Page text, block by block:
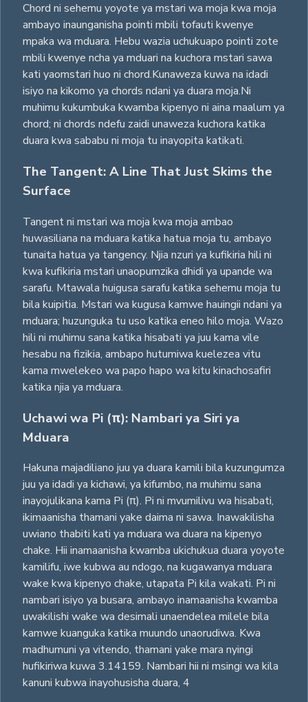
Chord ni sehemu yoyote ya mstari wa moja kwa moja
ambayo inaunganisha pointi mbili tofauti kwenye
mpaka wa mduara. Hebu wazia uchukuapo pointi zote
mbili kwenye ncha ya mduari na kuchora mstari sawa
kati yaomstari huo ni chord.Kunaweza kuwa na idadi
isiyo na kikomo ya chords ndani ya duara moja.Ni
muhimu kukumbuka kwamba kipenyo ni aina maalum ya
chord; ni chords ndefu zaidi unaweza kuchora katika
duara kwa sababu ni moja tu inayopita katikati.
The Tangent: A Line That Just Skims the
Surface
Tangent ni mstari wa moja kwa moja ambao
huwasiliana na mduara katika hatua moja tu, ambayo
tunaita hatua ya tangency. Njia nzuri ya kufikiria hili ni
kwa kufikiria mstari unaopumzika dhidi ya upande wa
sarafu. Mtawala huigusa sarafu katika sehemu moja tu
bila kuipitia. Mstari wa kugusa kamwe hauingii ndani ya
mduara; huzunguka tu uso katika eneo hilo moja. Wazo
hili ni muhimu sana katika hisabati ya juu kama vile
hesabu na fizikia, ambapo hutumiwa kuelezea vitu
kama mwelekeo wa papo hapo wa kitu kinachosafiri
katika njia ya mduara.
Uchawi wa Pi (π): Nambari ya Siri ya
Mduara
Hakuna majadiliano juu ya duara kamili bila kuzungumza
juu ya idadi ya kichawi, ya kifumbo, na muhimu sana
inayojulikana kama Pi (π). Pi ni mvumilivu wa hisabati,
ikimaanisha thamani yake daima ni sawa. Inawakilisha
uwiano thabiti kati ya mduara wa duara na kipenyo
chake. Hii inamaanisha kwamba ukichukua duara yoyote
kamilifu, iwe kubwa au ndogo, na kugawanya mduara
wake kwa kipenyo chake, utapata Pi kila wakati. Pi ni
nambari isiyo ya busara, ambayo inamaanisha kwamba
uwakilishi wake wa desimali unaendelea milele bila
kamwe kuanguka katika muundo unaorudiwa. Kwa
madhumuni ya vitendo, thamani yake mara nyingi
hufikiriwa kuwa 3.14159. Nambari hii ni msingi wa kila
kanuni kubwa inayohusisha duara, 4